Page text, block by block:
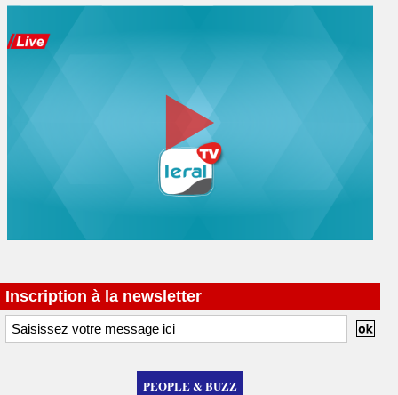
Inscription à la newsletter
PEOPLE & BUZZ